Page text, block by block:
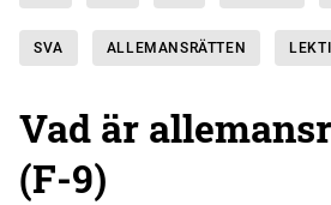
SVA ALLEMANSRÄTTEN
Vad är
(F-9)